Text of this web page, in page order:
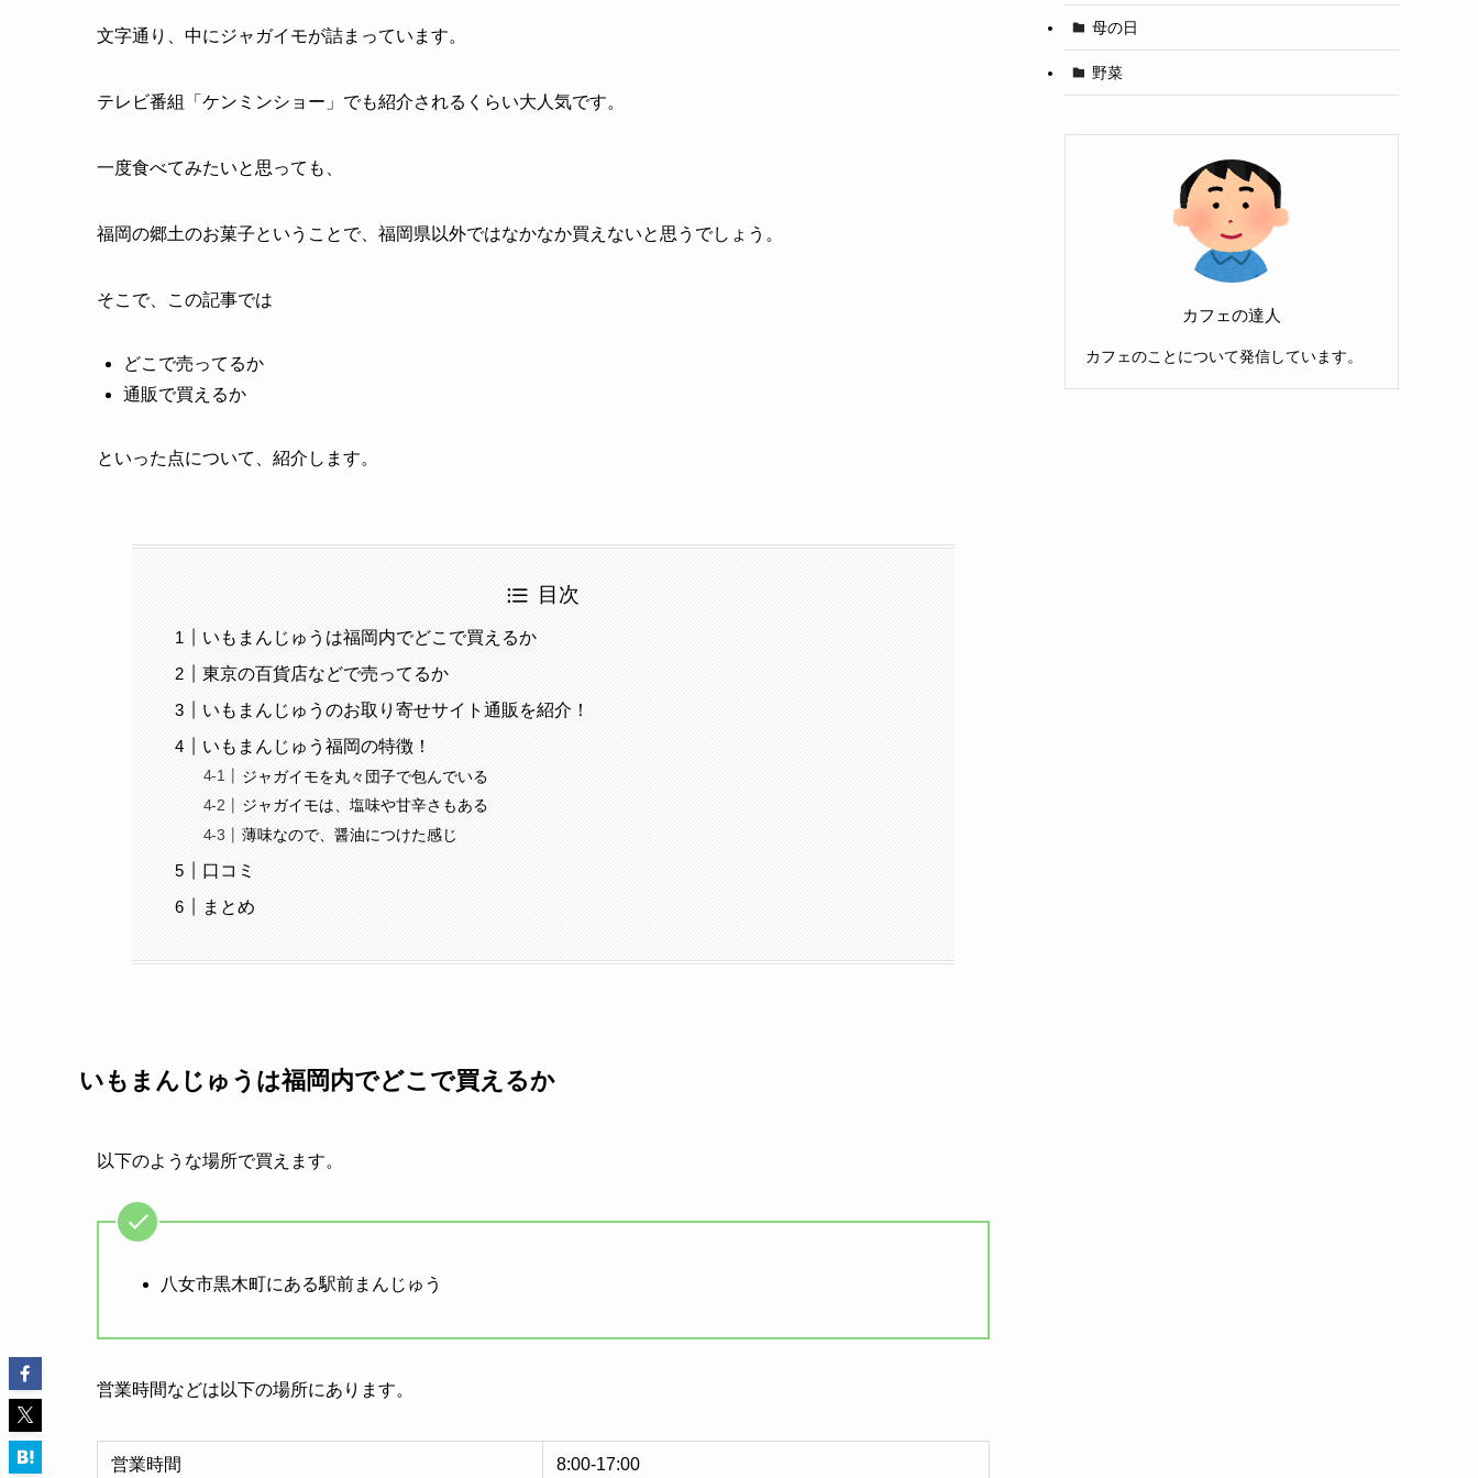
文字通り、中にジャガイモが詰まっています。
テレビ番組「ケンミンショー」でも紹介されるくらい大人気です。
一度食べてみたいと思っても、
福岡の郷土のお菓子ということで、福岡県以外ではなかなか買えないと思うでしょう。
そこで、この記事では
どこで売ってるか
通販で買えるか
といった点について、紹介します。
目次
いもまんじゅうは福岡内でどこで買えるか
東京の百貨店などで売ってるか
いもまんじゅうのお取り寄せサイト通販を紹介！
いもまんじゅう福岡の特徴！
ジャガイモを丸々団子で包んでいる
ジャガイモは、塩味や甘辛さもある
薄味なので、醤油につけた感じ
口コミ
まとめ
いもまんじゅうは福岡内でどこで買えるか
以下のような場所で買えます。
八女市黒木町にある駅前まんじゅう
営業時間などは以下の場所にあります。
営業時間 8:00-17:00
母の日
野菜
カフェの達人
カフェのことについて発信しています。